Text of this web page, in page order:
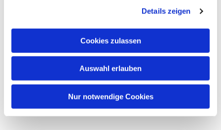
Details zeigen
Cookies zulassen
Auswahl erlauben
Nur notwendige Cookies